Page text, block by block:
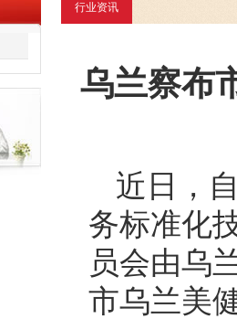
行业资讯
乌兰察布
近日，
务标准化
员会由乌
市乌兰美